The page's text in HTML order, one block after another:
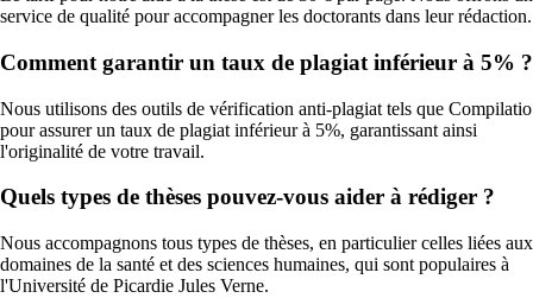
service de qualité pour accompagner les doctorants dans leur rédaction.
Comment garantir un taux de plagiat inférieur à 5% ?
Nous utilisons des outils de vérification anti-plagiat tels que Compilatio
pour assurer un taux de plagiat inférieur à 5%, garantissant ainsi
l'originalité de votre travail.
Quels types de thèses pouvez-vous aider à rédiger ?
Nous accompagnons tous types de thèses, en particulier celles liées aux
domaines de la santé et des sciences humaines, qui sont populaires à
l'Université de Picardie Jules Verne.